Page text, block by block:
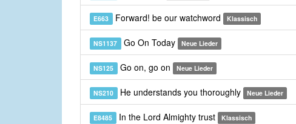
E663 Forward! be our watchword Klassisch
NS1137 Go On Today Neue Lieder
NS125 Go on, go on Neue Lieder
NS210 He understands you thoroughly Neue Lieder
E8485 In the Lord Almighty trust Klassisch